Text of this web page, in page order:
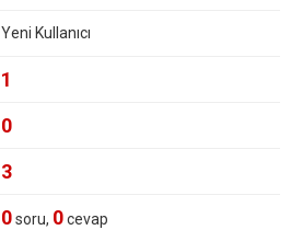
Yeni Kullanıcı
1
0
3
0soru, 0cevap